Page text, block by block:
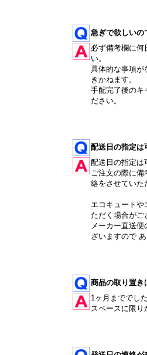
急ぎで欲しいの
必ず備考欄に
い。
具体的な事項が
きかねます。
手配完了後のキ
ださい。
配送日の指定は
配送日の指定は
ご注文の際に
絡をさせていた
エコキュート
ただく場合がご
メーカー直送
ざいますので
商品の取り置き
1ヶ月まででし
スペースに限り